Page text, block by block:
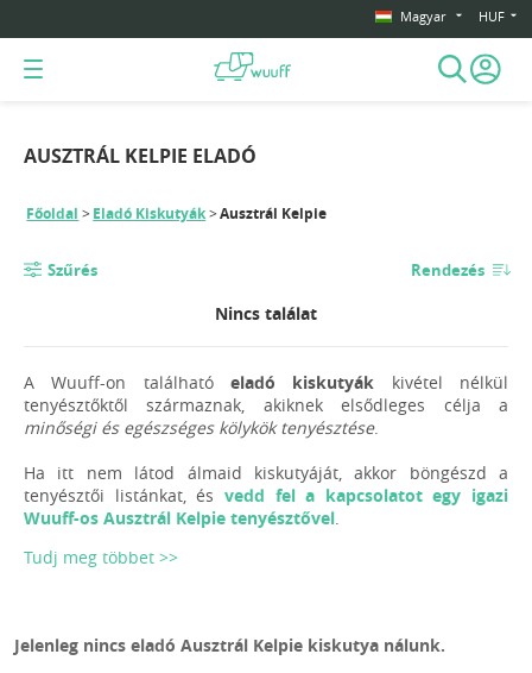
Magyar HUF
AUSZTRÁL KELPIE ELADÓ
Főoldal Eladó Kiskutyák Ausztrál Kelpie
Szűrés Rendezés
Nincs találat
A Wuuff-on található eladó kiskutyák kivétel nélkül
tenyésztőktől származnak, akiknek elsődleges célja a
minőségi és egészséges kölykök tenyésztése.
Ha itt nem látod álmaid kiskutyáját, akkor böngészd a
tenyésztői listánkat, és vedd fel a kapcsolatot egy igazi
Wuuff-os Ausztrál Kelpie tenyésztővel.
Tudj meg többet >>
Jelenleg nincs eladó Ausztrál Kelpie kiskutya nálunk.